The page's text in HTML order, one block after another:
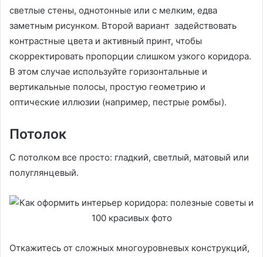
светлые стены, однотонные или с мелким, едва
заметным рисунком. Второй вариант задействовать
контрастные цвета и активный принт, чтобы
скорректировать пропорции слишком узкого коридора.
В этом случае используйте горизонтальные и
вертикальные полосы, простую геометрию и
оптические иллюзии (например, пестрые ромбы).
Потолок
С потолком все просто: гладкий, светлый, матовый или
полуглянцевый.
Откажитесь от сложных многоуровневых конструкций,